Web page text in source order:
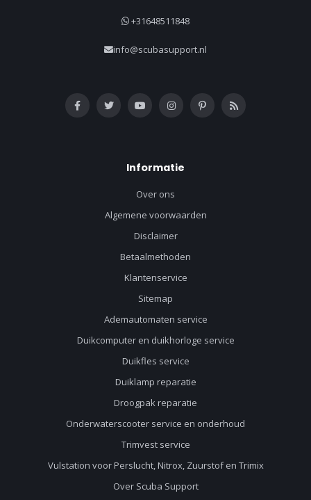
+31648511848
info@scubasupport.nl
Informatie
Over ons
Algemene voorwaarden
Disclaimer
Betaalmethoden
Klantenservice
Sitemap
Ademautomaten service
Duikcomputer en duikhorloge service
Duikfles service
Duiklamp reparatie
Droogpak reparatie
Onderwaterscooter service en onderhoud
Trimvest service
Vulstation voor Perslucht, Nitrox, Zuurstof en Trimix
Over Scuba Support